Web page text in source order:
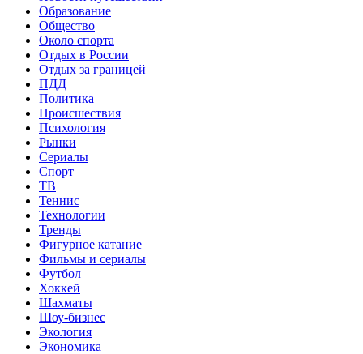
Образование
Общество
Около спорта
Отдых в России
Отдых за границей
ПДД
Политика
Происшествия
Психология
Рынки
Сериалы
Спорт
ТВ
Теннис
Технологии
Тренды
Фигурное катание
Фильмы и сериалы
Футбол
Хоккей
Шахматы
Шоу-бизнес
Экология
Экономика